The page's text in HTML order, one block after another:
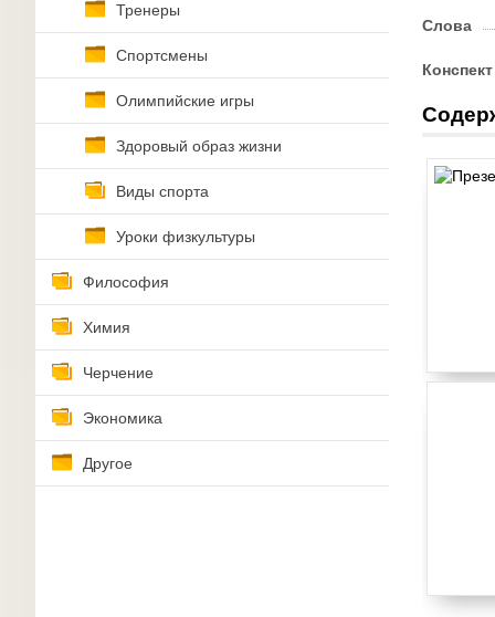
Тренеры
Спортсмены
Олимпийские игры
Здоровый образ жизни
Виды спорта
Уроки физкультуры
Философия
Химия
Черчение
Экономика
Другое
Слова
Конспект